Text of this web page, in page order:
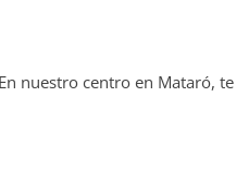
nuestro centro en Mataró,